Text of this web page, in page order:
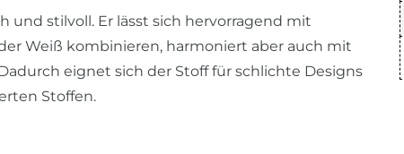
stilvoll. Er lässt sich hervorragend mit
Weiß kombinieren, harmoniert aber auch mit
eignet sich der Stoff für schlichte Designs
Stoffen.